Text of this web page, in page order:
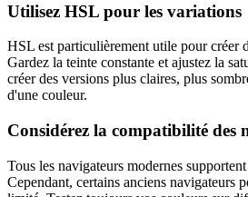
Utilisez HSL pour les variations
HSL est particulièrement utile pour créer
Gardez la teinte constante et ajustez la
créer des versions plus claires, plus
d'une couleur.
Considérez la compatibilité des
Tous les navigateurs modernes
Cependant, certains anciens navigateurs